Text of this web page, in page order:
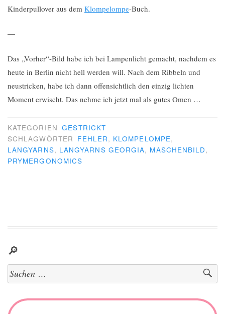
Kinderpullover aus dem Klompelompe-Buch.
—
Das „Vorher“-Bild habe ich bei Lampenlicht gemacht, nachdem es
heute in Berlin nicht hell werden will. Nach dem Ribbeln und
neustricken, habe ich dann offensichtlich den einzig lichten
Moment erwischt. Das nehme ich jetzt mal als gutes Omen …
KATEGORIEN GESTRICKT
SCHLAGWÖRTER FEHLER, KLOMPELOMPE,
LANGYARNS, LANGYARNS GEORGIA, MASCHENBILD,
PRYMERGONOMICS
🔎
Suchen
nach: